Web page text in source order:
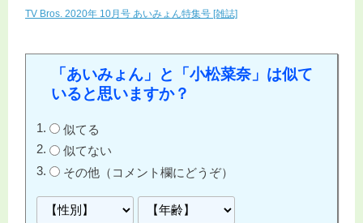
TV Bros. 2020年 10月号 あいみょん特集号 [雑誌]
「あいみょん」と「小松菜奈」は似て
いると思いますか？
似てる
似てない
その他（コメント欄にどうぞ）